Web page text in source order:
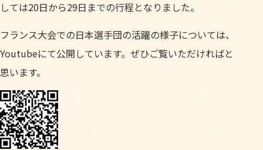
しては20日から29日までの行程となりました。
フランス大会での日本選手団の活躍の様子については、
Youtubeにて公開しています。ぜひご覧いただければと
思います。